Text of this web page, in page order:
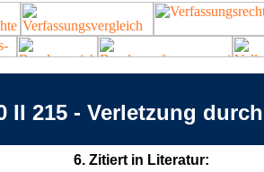
II 215 - Verletzung
6. Zitiert in Literatur: